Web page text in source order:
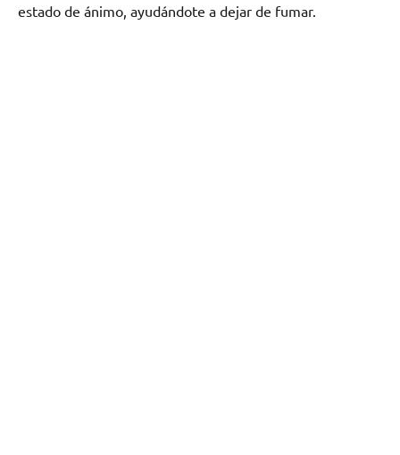
estado dе ánimo, ayudándote а dejar dе fumar.